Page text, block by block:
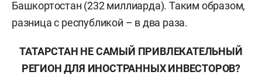
Башкортостан (232 миллиарда). Таким образом,
разница с республикой – в два раза.
ТАТАРСТАН НЕ САМЫЙ ПРИВЛЕКАТЕЛЬНЫЙ
РЕГИОН ДЛЯ ИНОСТРАННЫХ ИНВЕСТОРОВ?